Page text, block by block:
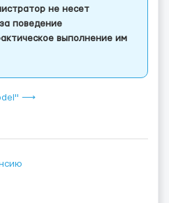
не несет
поведение
выполнение им
⟶